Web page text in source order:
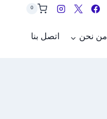
0
من نحن اتصل بنا